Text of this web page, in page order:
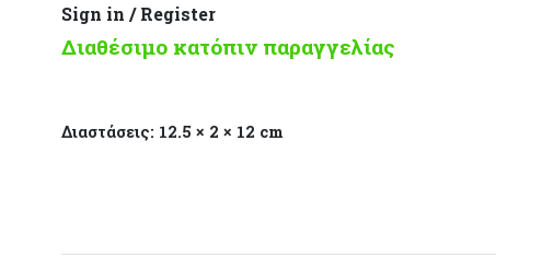
Sign in / Register
Διαθέσιμο κατόπιν παραγγελίας
Διαστάσεις: 12.5 × 2 × 12 cm